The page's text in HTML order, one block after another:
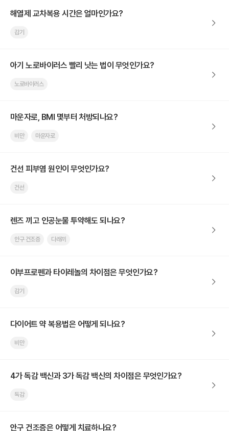
해열제 교차복용 시간은 얼마인가요?
감기
아기 노로바이러스 빨리 낫는 법이 무엇인가요?
노로바이러스
마운자로, BMI 몇부터 처방되나요?
비만 마운자로
건선 피부염 원인이 무엇인가요?
건선
렌즈 끼고 인공눈물 투약해도 되나요?
안구 건조증 다래끼
이부프로펜과 타이레놀의 차이점은 무엇인가요?
감기
다이어트 약 복용법은 어떻게 되나요?
비만
4가 독감 백신과 3가 독감 백신의 차이점은 무엇인가요?
독감
안구 건조증은 어떻게 치료하나요?